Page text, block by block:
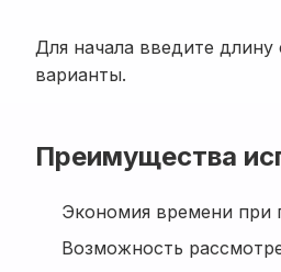
Для начала введите
варианты.
Преимущества
Экономия времени при
Возможность